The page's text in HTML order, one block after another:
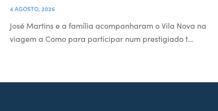
4 AGOSTO, 2026
José Martins e a família acompanharam o Vila Nova na
viagem a Como para participar num prestigiado t…